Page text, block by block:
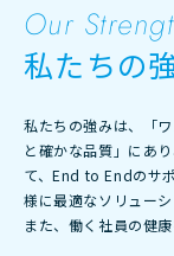
Our
私たちの
私たちの強みは、「
と確かな品質」にあ
て、End to Endのサ
様に最適なソリュー
また、働く社員の健